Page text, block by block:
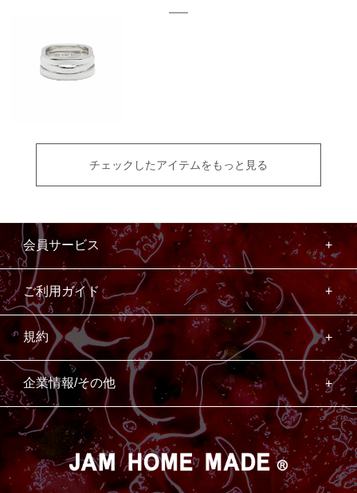
チェックしたアイテムをもっと見る
会員サービス
ご利用ガイド
規約
企業情報/その他